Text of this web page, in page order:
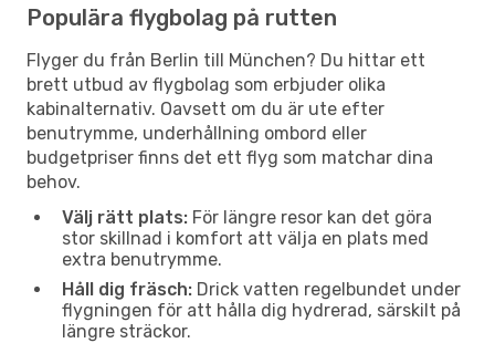
Populära flygbolag på rutten
Flyger du från Berlin till München? Du hittar ett
brett utbud av flygbolag som erbjuder olika
kabinalternativ. Oavsett om du är ute efter
benutrymme, underhållning ombord eller
budgetpriser finns det ett flyg som matchar dina
behov.
Välj rätt plats: För längre resor kan det göra
stor skillnad i komfort att välja en plats med
extra benutrymme.
Håll dig fräsch: Drick vatten regelbundet under
flygningen för att hålla dig hydrerad, särskilt på
längre sträckor.